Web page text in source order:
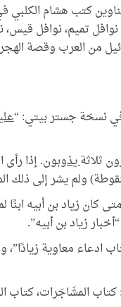
تميم، نوافل قيس،
من العرب وقصة
نسخة جستر بيتي: “
يذوبون. إذا
ولم يشر إلى ذلك
زياد بن أبيه”.
معاوية زيادًا”،
: كتاب المشَاجَرات، كتاب